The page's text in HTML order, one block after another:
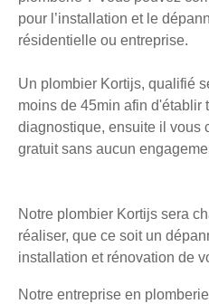
pour l’installation et le
résidentielle ou entreprise.
Un plombier Kortijs, qualifié
moins de 45min afin d'établir
diagnostique, ensuite il vous
gratuit sans aucun
Notre plombier Kortijs sera
réaliser, que ce soit un
installation et rénovation de
Notre entreprise en